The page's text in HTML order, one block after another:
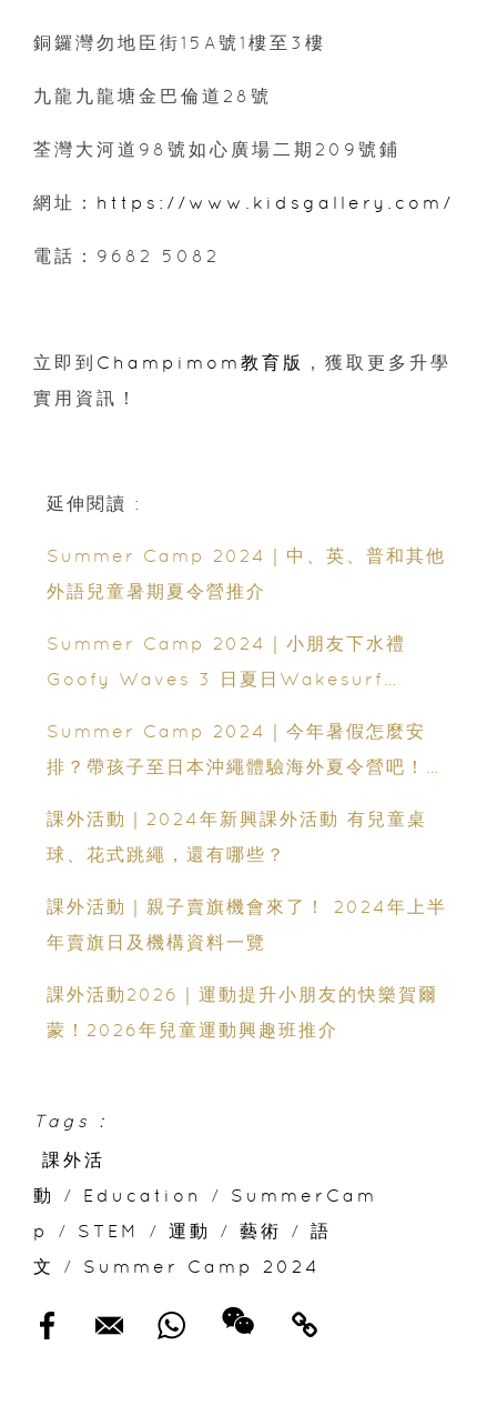
銅鑼灣勿地臣街15A號1樓至3樓
九龍九龍塘金巴倫道28號
荃灣大河道98號如心廣場二期209號鋪
網址： https://www.kidsgallery.com/
電話：9682 5082
立即到 Champimom教育版
，獲取更多升學
實用資訊！
延伸閱讀 :
Summer Camp 2024｜中、英、普和其他
外語兒童暑期夏令營推介
Summer Camp 2024｜小朋友下水禮
Goofy Waves 3 日夏日Wakesurf
Summer Camp 2024｜今年暑假怎麼安
排？帶孩子至日本沖繩體驗海外夏令營吧！5
課外活動｜2024年新興課外活動 有兒童桌
球、花式跳繩，還有哪些？
課外活動｜親子賣旗機會來了！ 2024年上半
年賣旗日及機構資料一覽
課外活動2026｜運動提升小朋友的快樂賀爾
蒙！2026年兒童運動興趣班推介
Tags :
課外活
動
/ Education /
SummerCam
p
/ STEM / 運動 / 藝術 /
語
文
/ Summer Camp 2024